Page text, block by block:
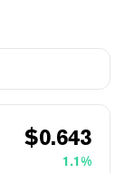
$0.643
1.1%